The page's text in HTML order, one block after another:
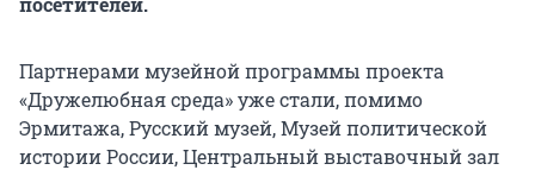
Партнерами музейной программы проекта
«Дружелюбная среда» уже стали, помимо
Эрмитажа, Русский музей, Музей политической
истории России, Центральный выставочный зал